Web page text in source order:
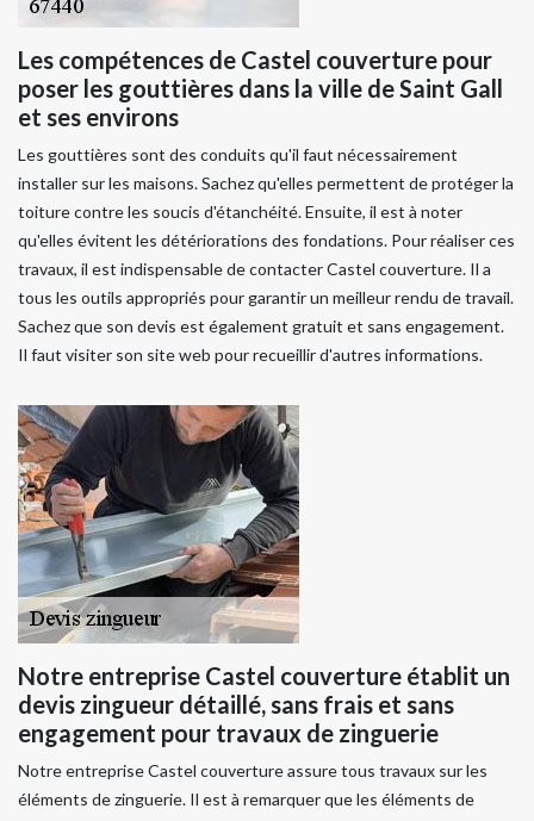
Les compétences de Castel couverture pour
poser les gouttières dans la ville de Saint Gall
et ses environs
Les gouttières sont des conduits qu'il faut nécessairement
installer sur les maisons. Sachez qu'elles permettent de protéger la
toiture contre les soucis d'étanchéité. Ensuite, il est à noter
qu'elles évitent les détériorations des fondations. Pour réaliser ces
travaux, il est indispensable de contacter Castel couverture. Il a
tous les outils appropriés pour garantir un meilleur rendu de travail.
Sachez que son devis est également gratuit et sans engagement.
Il faut visiter son site web pour recueillir d'autres informations.
Notre entreprise Castel couverture établit un
devis zingueur détaillé, sans frais et sans
engagement pour travaux de zinguerie
Notre entreprise Castel couverture assure tous travaux sur les
éléments de zinguerie. Il est à remarquer que les éléments de